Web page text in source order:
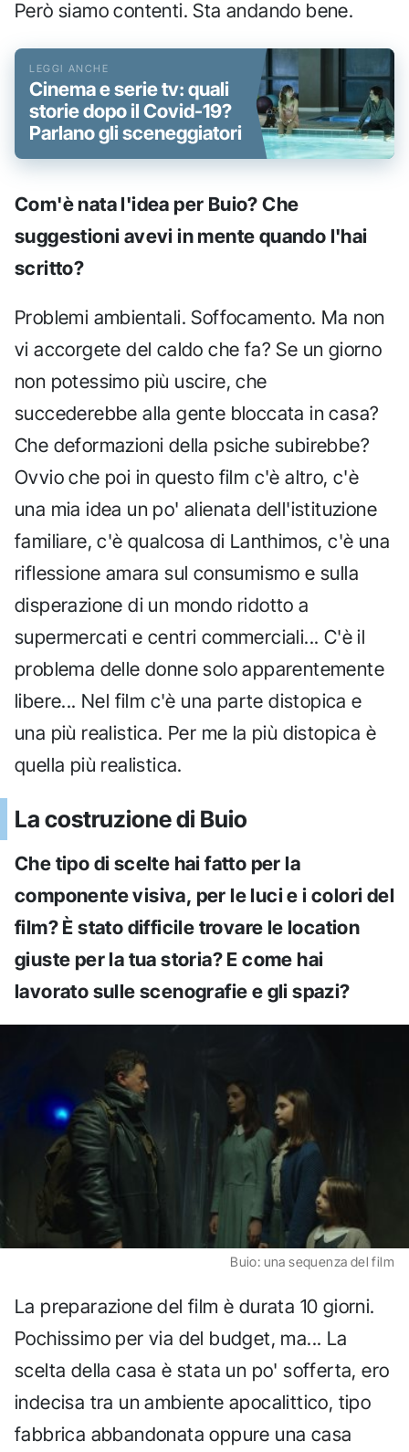
Però siamo contenti. Sta andando bene.
Cinema e serie tv: quali
storie dopo il Covid-19?
Parlano gli sceneggiatori
Com'è nata l'idea per Buio? Che
suggestioni avevi in mente quando l'hai
scritto?
Problemi ambientali. Soffocamento. Ma non
vi accorgete del caldo che fa? Se un giorno
non potessimo più uscire, che
succederebbe alla gente bloccata in casa?
Che deformazioni della psiche subirebbe?
Ovvio che poi in questo film c'è altro, c'è
una mia idea un po' alienata dell'istituzione
familiare, c'è qualcosa di Lanthimos, c'è una
riflessione amara sul consumismo e sulla
disperazione di un mondo ridotto a
supermercati e centri commerciali... C'è il
problema delle donne solo apparentemente
libere... Nel film c'è una parte distopica e
una più realistica. Per me la più distopica è
quella più realistica.
La costruzione di Buio
Che tipo di scelte hai fatto per la
componente visiva, per le luci e i colori del
film? È stato difficile trovare le location
giuste per la tua storia? E come hai
lavorato sulle scenografie e gli spazi?
Buio: una sequenza del film
La preparazione del film è durata 10 giorni.
Pochissimo per via del budget, ma... La
scelta della casa è stata un po' sofferta, ero
indecisa tra un ambiente apocalittico, tipo
fabbrica abbandonata oppure una casa